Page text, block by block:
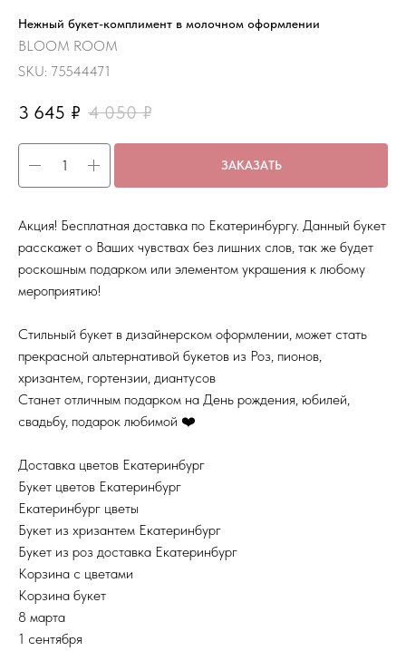
Нежный букет-комплимент в молочном оформлении
BLOOM ROOM
SKU: 75544471
3 645 ₽ 4 050 ₽
ЗАКАЗАТЬ
Акция! Бесплатная доставка по Екатеринбургу. Данный букет
расскажет о Ваших чувствах без лишних слов, так же будет
роскошным подарком или элементом украшения к любому
мероприятию!
Стильный букет в дизайнерском оформлении, может стать
прекрасной альтернативой букетов из Роз, пионов,
хризантем, гортензии, диантусов
Станет отличным подарком на День рождения, юбилей,
свадьбу, подарок любимой ❤️
Доставка цветов Екатеринбург
Букет цветов Екатеринбург
Екатеринбург цветы
Букет из хризантем Екатеринбург
Букет из роз доставка Екатеринбург
Корзина с цветами
Корзина букет
8 марта
1 сентября